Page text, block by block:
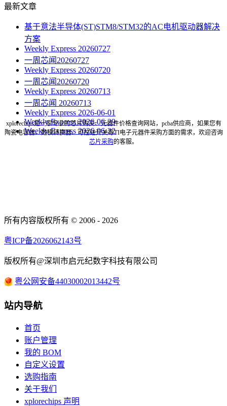
最新文章
基于意法半导体(ST)STM8/STM32的AC电机驱动器解决
方案
Weekly Express 20260727
一周芯闻20260727
Weekly Express 20260720
一周芯闻20260720
Weekly Express 20260713
一周芯闻 20260713
Weekly Express 2026-06-01
Weekly Express 2026-06-29
Weekly Express 2026-06-22
xplorechips是一家专业的芯片购买、元器件价格查询网站，pcba供应商，如果您有
陶瓷电容器、数模转换器、可控硅开关等TI电子元器件采购方面的需求，欢迎咨询
芯片采购的客服。
所有内容版权所有 © 2006 - 2026
粤ICP备2026062143号
版权所有@深圳市启元纪数字科技有限公司
粤公网安备44030002013442号
站内导航
首页
账户管理
我的 BOM
自定义设置
选购指南
关于我们
xplorechips 声明